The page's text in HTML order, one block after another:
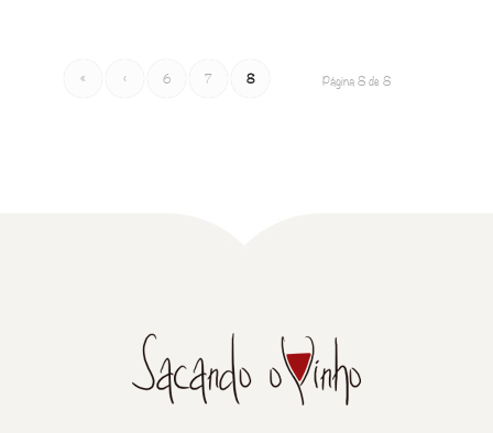
Página 8 de 8
« ‹ 6 7 8